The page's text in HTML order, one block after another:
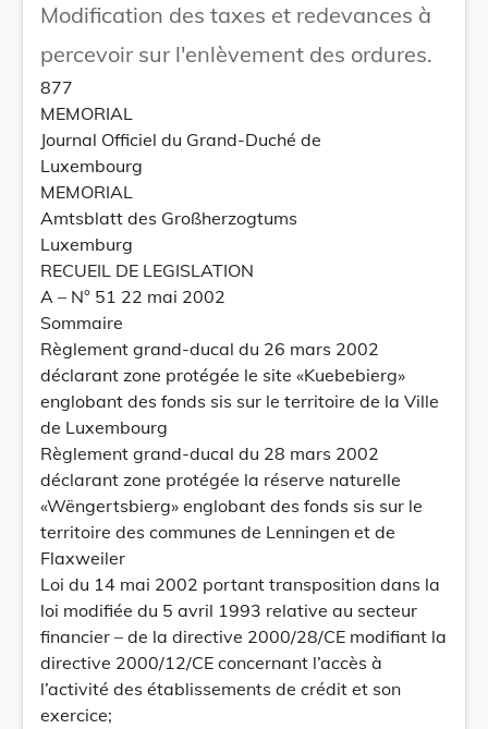
Modification des taxes et redevances à
percevoir sur l'enlèvement des ordures.
877
MEMORIAL
Journal Officiel du Grand-Duché de
Luxembourg
MEMORIAL
Amtsblatt des Großherzogtums
Luxemburg
RECUEIL DE LEGISLATION
A – N° 51 22 mai 2002
Sommaire
Règlement grand-ducal du 26 mars 2002
déclarant zone protégée le site «Kuebebierg»
englobant des fonds sis sur le territoire de la Ville
de Luxembourg
Règlement grand-ducal du 28 mars 2002
déclarant zone protégée la réserve naturelle
«Wëngertsbierg» englobant des fonds sis sur le
territoire des communes de Lenningen et de
Flaxweiler
Loi du 14 mai 2002 portant transposition dans la
loi modifiée du 5 avril 1993 relative au secteur
financier – de la directive 2000/28/CE modifiant la
directive 2000/12/CE concernant l’accès à
l’activité des établissements de crédit et son
exercice;